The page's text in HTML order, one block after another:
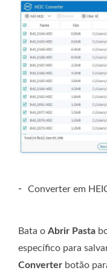
- Converter em
Bata o Abrir Pasta
específico para
Converter botão